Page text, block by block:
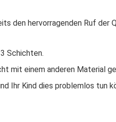
den hervorragenden Ruf der
Schichten.
mit einem anderen Material
Ihr Kind dies problemlos tun